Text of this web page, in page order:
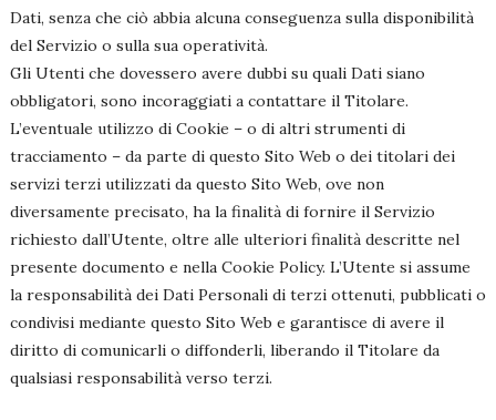
Dati, senza che ciò abbia alcuna conseguenza sulla disponibilità
del Servizio o sulla sua operatività.
Gli Utenti che dovessero avere dubbi su quali Dati siano
obbligatori, sono incoraggiati a contattare il Titolare.
L’eventuale utilizzo di Cookie – o di altri strumenti di
tracciamento – da parte di questo Sito Web o dei titolari dei
servizi terzi utilizzati da questo Sito Web, ove non
diversamente precisato, ha la finalità di fornire il Servizio
richiesto dall’Utente, oltre alle ulteriori finalità descritte nel
presente documento e nella Cookie Policy. L’Utente si assume
la responsabilità dei Dati Personali di terzi ottenuti, pubblicati o
condivisi mediante questo Sito Web e garantisce di avere il
diritto di comunicarli o diffonderli, liberando il Titolare da
qualsiasi responsabilità verso terzi.